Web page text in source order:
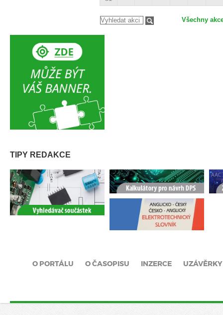
Všechny
TIPY REDAKCE
O PORTÁLU O ČASOPISU INZERCE UZÁVĚRKY